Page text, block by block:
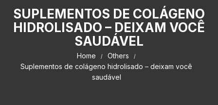
SUPLEMENTOS DE COLÁGENO
HIDROLISADO – DEIXAM VOCÊ
SAUDÁVEL
Home
Others
Suplementos de colágeno hidrolisado – deixam você
saudável